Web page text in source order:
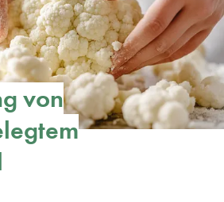
von